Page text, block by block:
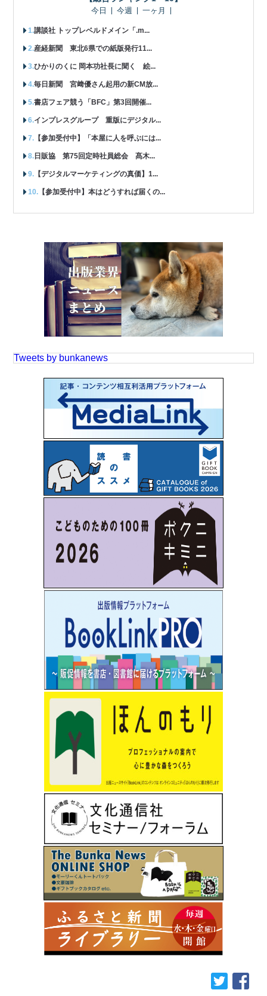
今日 今週 一ヶ月
講談社 トップレベルドメイン「.m...
産経新聞 東北6県での紙版発行11...
ひかりのくに 岡本功社長に聞く 絵...
毎日新聞 宮﨑優さん起用の新CM放...
書店フェア競う「BFC」第3回開催...
インプレスグループ 重版にデジタル...
【参加受付中】「本屋に人を呼ぶには...
日販協 第75回定時社員総会 髙木...
【デジタルマーケティングの真価】1...
【参加受付中】本はどうすれば届くの...
Tweets by bunkanews